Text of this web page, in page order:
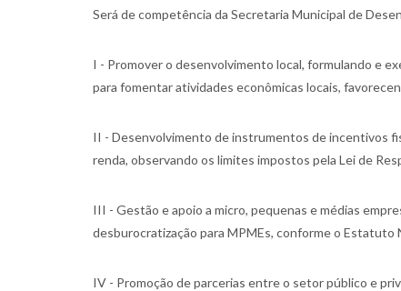
Será de competência da Secretaria Municipal de
I - Promover o desenvolvimento local, formulando e
para fomentar atividades econômicas locais,
II - Desenvolvimento de instrumentos de incentivos
renda, observando os limites impostos pela Lei de
III - Gestão e apoio a micro, pequenas e médias
desburocratização para MPMEs, conforme o Estatuto
IV - Promoção de parcerias entre o setor público e